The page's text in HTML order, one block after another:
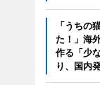
「うちの
た！」海
作る「少
り、国内